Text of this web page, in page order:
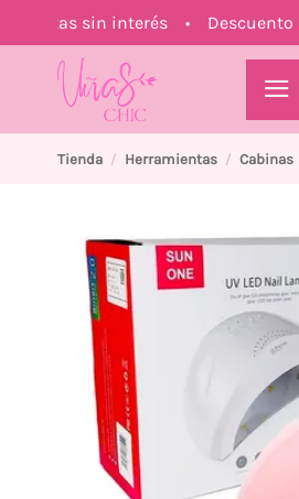
al
contenido
sin interés • Descuento
Tienda / Herramientas / Cabinas